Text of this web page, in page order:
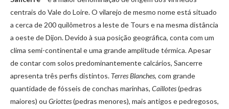
centrais do Vale do Loire. O vilarejo de mesmo nome está situado
a cerca de 200 quilômetros a leste de Tours e na mesma distância
a oeste de Dijon. Devido à sua posição geográfica, conta com um
clima semi-continental e uma grande amplitude térmica. Apesar
de contar com solos predominantemente calcários, Sancerre
apresenta três perfis distintos. Terres Blanches, com grande
quantidade de fósseis de conchas marinhas, Caillotes(pedras
maiores) ou Griottes(pedras menores), mais antigos e pedregosos,